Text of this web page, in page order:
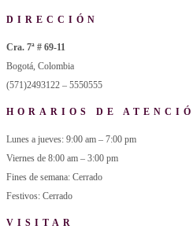
DIRECCIÓN
Cra. 7ª # 69-11
Bogotá, Colombia
(571)2493122 – 5550555
HORARIOS DE
Lunes a jueves: 9:00 am – 7:00 pm
Viernes de 8:00 am – 3:00 pm
Fines de semana: Cerrado
Festivos: Cerrado
VISITAR